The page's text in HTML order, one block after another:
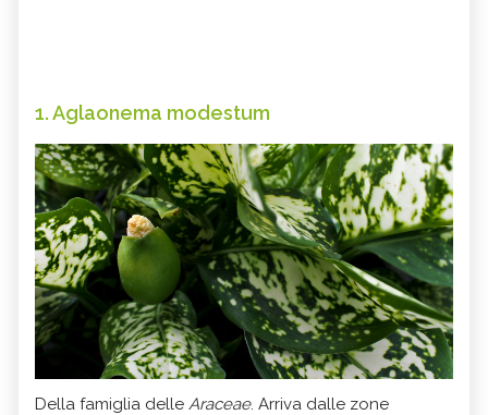
1. Aglaonema modestum
Della famiglia delle Araceae. Arriva dalle zone